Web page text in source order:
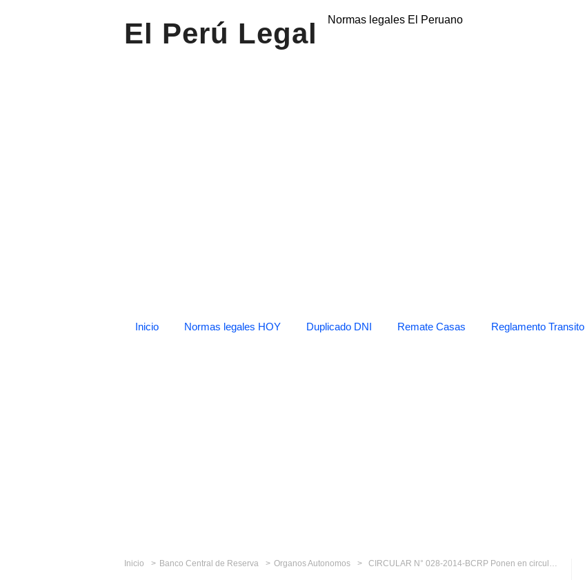
El Perú Legal Normas legales El Peruano
Inicio Normas legales HOY Duplicado DNI Remate Casas Reglamento Transito
Inicio Banco Central de Reserva Organos Autonomos CIRCULAR N° 028-2014-BCRP Ponen en circulación la décimo séptima moneda de la Serie Numismática